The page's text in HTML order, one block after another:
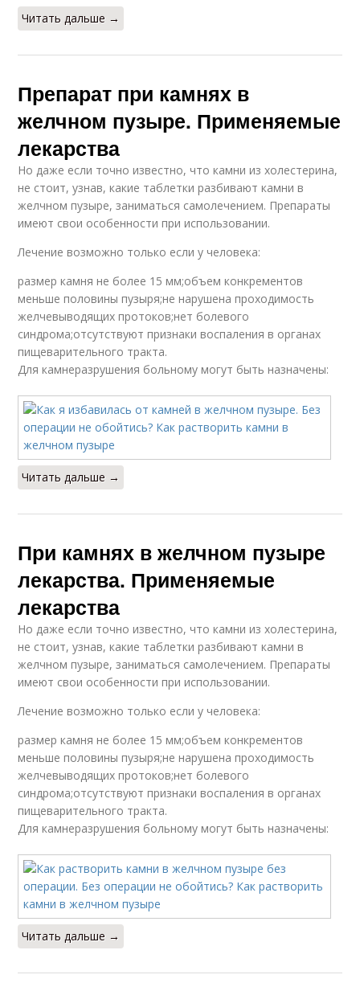
Читать дальше →
Препарат при камнях в
желчном пузыре. Применяемые
лекарства
Но даже если точно известно, что камни из холестерина,
не стоит, узнав, какие таблетки разбивают камни в
желчном пузыре, заниматься самолечением. Препараты
имеют свои особенности при использовании.
Лечение возможно только если у человека:
размер камня не более 15 мм;объем конкрементов
меньше половины пузыря;не нарушена проходимость
желчевыводящих протоков;нет болевого
синдрома;отсутствуют признаки воспаления в органах
пищеварительного тракта.
Для камнеразрушения больному могут быть назначены:
Читать дальше →
При камнях в желчном пузыре
лекарства. Применяемые
лекарства
Но даже если точно известно, что камни из холестерина,
не стоит, узнав, какие таблетки разбивают камни в
желчном пузыре, заниматься самолечением. Препараты
имеют свои особенности при использовании.
Лечение возможно только если у человека:
размер камня не более 15 мм;объем конкрементов
меньше половины пузыря;не нарушена проходимость
желчевыводящих протоков;нет болевого
синдрома;отсутствуют признаки воспаления в органах
пищеварительного тракта.
Для камнеразрушения больному могут быть назначены:
Читать дальше →